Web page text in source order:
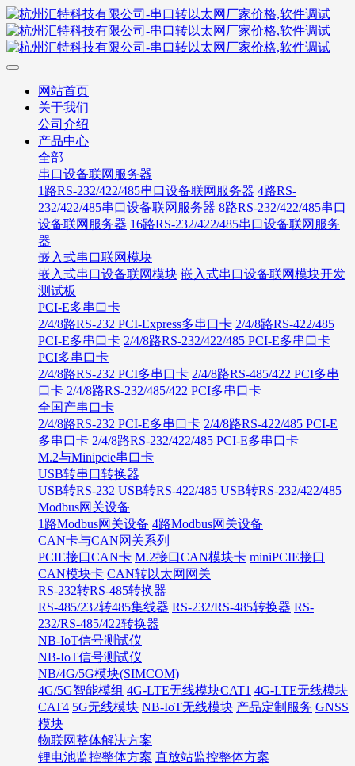
网站首页
关于我们
公司介绍
产品中心
全部
串口设备联网服务器
1路RS-232/422/485串口设备联网服务器 4路RS-
232/422/485串口设备联网服务器 8路RS-232/422/485串口
设备联网服务器 16路RS-232/422/485串口设备联网服务
器
嵌入式串口联网模块
嵌入式串口设备联网模块 嵌入式串口设备联网模块开发
测试板
PCI-E多串口卡
2/4/8路RS-232 PCI-Express多串口卡 2/4/8路RS-422/485
PCI-E多串口卡 2/4/8路RS-232/422/485 PCI-E多串口卡
PCI多串口卡
2/4/8路RS-232 PCI多串口卡 2/4/8路RS-485/422 PCI多串
口卡 2/4/8路RS-232/485/422 PCI多串口卡
全国产串口卡
2/4/8路RS-232 PCI-E多串口卡 2/4/8路RS-422/485 PCI-E
多串口卡 2/4/8路RS-232/422/485 PCI-E多串口卡
M.2与Minipcie串口卡
USB转串口转换器
USB转RS-232 USB转RS-422/485 USB转RS-232/422/485
Modbus网关设备
1路Modbus网关设备 4路Modbus网关设备
CAN卡与CAN网关系列
PCIE接口CAN卡 M.2接口CAN模块卡 miniPCIE接口
CAN模块卡 CAN转以太网网关
RS-232转RS-485转换器
RS-485/232转485集线器 RS-232/RS-485转换器 RS-
232/RS-485/422转换器
NB-IoT信号测试仪
NB-IoT信号测试仪
NB/4G/5G模块(SIMCOM)
4G/5G智能模组 4G-LTE无线模块CAT1 4G-LTE无线模块
CAT4 5G无线模块 NB-IoT无线模块 产品定制服务 GNSS
模块
物联网整体解决方案
锂电池监控整体方案 直放站监控整体方案